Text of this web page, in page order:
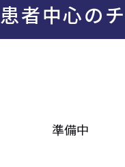
患者中心の
準備中